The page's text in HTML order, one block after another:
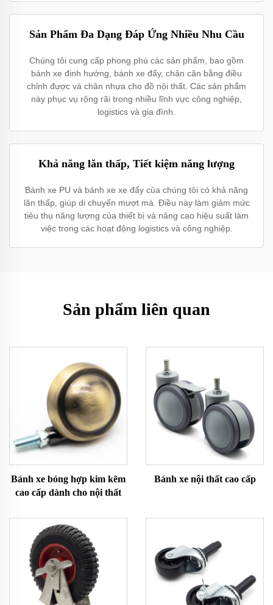
Sản Phẩm Đa Dạng Đáp Ứng Nhiều Nhu Cầu
Chúng tôi cung cấp phong phú các sản phẩm, bao gồm
bánh xe định hướng, bánh xe đẩy, chân cân bằng điều
chỉnh được và chân nhựa cho đồ nội thất. Các sản phẩm
này phục vụ rộng rãi trong nhiều lĩnh vực công nghiệp,
logistics và gia đình.
Khả năng lăn thấp, Tiết kiệm năng lượng
Bánh xe PU và bánh xe xe đẩy của chúng tôi có khả năng
lăn thấp, giúp di chuyển mượt mà. Điều này làm giảm mức
tiêu thụ năng lượng của thiết bị và nâng cao hiệu suất làm
việc trong các hoạt động logistics và công nghiệp.
Sản phẩm liên quan
Bánh xe bóng hợp kim kẽm
cao cấp dành cho nội thất
Bánh xe nội thất cao cấp